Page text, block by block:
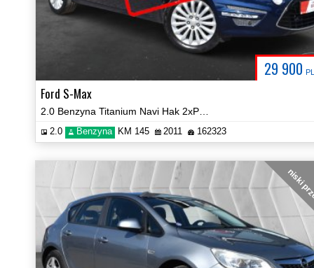
29 900
Ford S-Max
2.0 Benzyna KM 145 2011 162323
niski